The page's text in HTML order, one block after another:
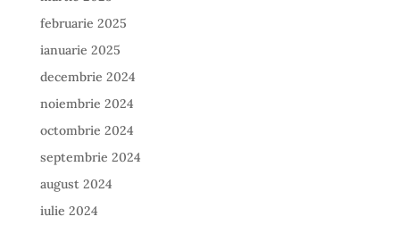
februarie 2025
ianuarie 2025
decembrie 2024
noiembrie 2024
octombrie 2024
septembrie 2024
august 2024
iulie 2024